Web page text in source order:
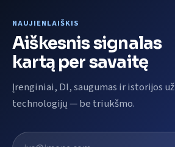
NAUJIENLAIŠKIS
Aiškesnis signalas
kartą per savaitę
Įrenginiai, DI, saugumas ir istorijos už
technologijų — be triukšmo.
El. pašto adresas